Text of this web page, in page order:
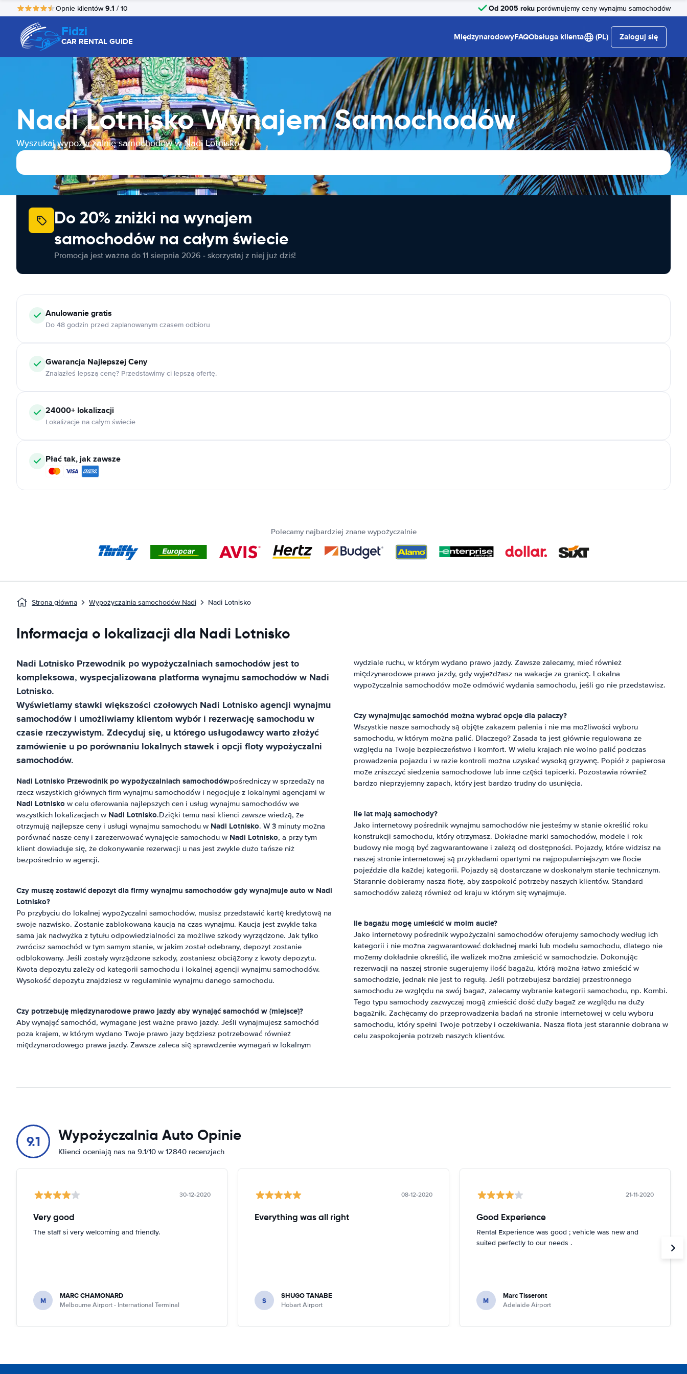
Opnie klientów9.1 / 10 Od 2005 roku porównujemy ceny wynajmu samochodów
Fidzi
CAR RENTAL GUIDE MiędzynarodowyFAQObsługa klienta (PL) Zaloguj się
Nadi Lotnisko Wynajem Samochodów
Wyszukaj wypożyczalnię samochodów w Nadi Lotnisko
Do 20% zniżki na wynajem
samochodów na całym świecie
Promocja jest ważna do 11 sierpnia 2026 - skorzystaj z niej już dziś!
Anulowaniegratis
Do 48 godzin przed zaplanowanym czasem odbioru
Gwarancja Najlepszej Ceny
Znalazłeś lepszą cenę? Przedstawimy ci lepszą ofertę.
24000+ lokalizacji
Lokalizacje na całym świecie
Płać tak, jak zawsze
Polecamy najbardziej znane wypożyczalnie
Strona główna Wypożyczalnia samochodów Nadi Nadi Lotnisko
Informacja o lokalizacji dla Nadi Lotnisko
Nadi Lotnisko Przewodnik po wypożyczalniach samochodów jest to
kompleksowa, wyspecjalizowana platforma wynajmu samochodów w Nadi
Lotnisko.
Wyświetlamy stawki większości czołowych Nadi Lotniskoagencji wynajmu
samochodów i umożliwiamy klientom wybór i rezerwację samochodu w
czasie rzeczywistym. Zdecyduj się, u którego usługodawcy warto złożyć
zamówienie u po porównaniu lokalnych stawek i opcji floty wypożyczalni
samochodów.
Nadi Lotnisko Przewodnik po wypożyczalniach samochodówpośredniczy w sprzedaży na
rzecz wszystkich głównych firm wynajmu samochodów i negocjuje z lokalnymi agencjami w
Nadi Lotnisko w celu oferowania najlepszych cen i usług wynajmu samochodów we
wszystkich lokalizacjach w Nadi Lotnisko.Dzięki temu nasi klienci zawsze wiedzą, że
otrzymują najlepsze ceny i usługi wynajmu samochodu w Nadi Lotnisko. W 3 minuty można
porównać nasze ceny i zarezerwować wynajęcie samochodu w Nadi Lotnisko, a przy tym
klient dowiaduje się, że dokonywanie rezerwacji u nas jest zwykle dużo tańsze niż
bezpośrednio w agencji.
Czy muszę zostawić depozyt dla firmy wynajmu samochodów gdy wynajmuje auto w Nadi
Lotnisko?
Po przybyciu do lokalnej wypożyczalni samochodów, musisz przedstawić kartę kredytową na
swoje nazwisko. Zostanie zablokowana kaucja na czas wynajmu. Kaucja jest zwykle taka
sama jak nadwyżka z tytułu odpowiedzialności za możliwe szkody wyrządzone. Jak tylko
zwrócisz samochód w tym samym stanie, w jakim został odebrany, depozyt zostanie
odblokowany. Jeśli zostały wyrządzone szkody, zostaniesz obciążony z kwoty depozytu.
Kwota depozytu zależy od kategorii samochodu i lokalnej agencji wynajmu samochodów.
Wysokość depozytu znajdziesz w regulaminie wynajmu danego samochodu.
Czy potrzebuję międzynarodowe prawo jazdy aby wynająć samochód w {miejsce}?
Aby wynająć samochód, wymagane jest ważne prawo jazdy. Jeśli wynajmujesz samochód
poza krajem, w którym wydano Twoje prawo jazy będziesz potrzebować również
międzynarodowego prawa jazdy. Zawsze zaleca się sprawdzenie wymagań w lokalnym
wydziale ruchu, w którym wydano prawo jazdy. Zawsze zalecamy, mieć również
międzynarodowe prawo jazdy, gdy wyjeżdżasz na wakacje za granicę. Lokalna
wypożyczalnia samochodów może odmówić wydania samochodu, jeśli go nie przedstawisz.
Czy wynajmując samochód można wybrać opcje dla palaczy?
Wszystkie nasze samochody są objęte zakazem palenia i nie ma możliwości wyboru
samochodu, w którym można palić. Dlaczego? Zasada ta jest głównie regulowana ze
względu na Twoje bezpieczeństwo i komfort. W wielu krajach nie wolno palić podczas
prowadzenia pojazdu i w razie kontroli można uzyskać wysoką grzywnę. Popiół z papierosa
może zniszczyć siedzenia samochodowe lub inne części tapicerki. Pozostawia również
bardzo nieprzyjemny zapach, który jest bardzo trudny do usunięcia.
Ile lat mają samochody?
Jako internetowy pośrednik wynajmu samochodów nie jesteśmy w stanie określić roku
konstrukcji samochodu, który otrzymasz. Dokładne marki samochodów, modele i rok
budowy nie mogą być zagwarantowane i zależą od dostępności. Pojazdy, które widzisz na
naszej stronie internetowej są przykładami opartymi na najpopularniejszym we flocie
pojeździe dla każdej kategorii. Pojazdy są dostarczane w doskonałym stanie technicznym.
Starannie dobieramy nasza flotę, aby zaspokoić potrzeby naszych klientów. Standard
samochodów zależą również od kraju w którym się wynajmuje.
Ile bagażu mogę umieścić w moim aucie?
Jako internetowy pośrednik wypożyczalni samochodów oferujemy samochody według ich
kategorii i nie można zagwarantować dokładnej marki lub modelu samochodu, dlatego nie
możemy dokładnie określić, ile walizek można zmieścić w samochodzie. Dokonując
rezerwacji na naszej stronie sugerujemy ilość bagażu, którą można łatwo zmieścić w
samochodzie, jednak nie jest to regułą. Jeśli potrzebujesz bardziej przestronnego
samochodu ze względu na swój bagaż, zalecamy wybranie kategorii samochodu, np. Kombi.
Tego typu samochody zazwyczaj mogą zmieścić dość duży bagaż ze względu na duży
bagażnik. Zachęcamy do przeprowadzenia badań na stronie internetowej w celu wyboru
samochodu, który spełni Twoje potrzeby i oczekiwania. Nasza flota jest starannie dobrana w
celu zaspokojenia potrzeb naszych klientów.
9.1 Wypożyczalnia Auto Opinie
Klienci oceniają nas na 9.1/10 w 12840 recenzjach
30-12-2020
Very good
The staff si very welcoming and friendly.
M MARC CHAMONARD
Melbourne Airport - International Terminal
08-12-2020
Everything was all right
S SHUGO TANABE
Hobart Airport
21-11-2020
Good Experience
Rental Experience was good ; vehicle was new and
suited perfectly to our needs .
M Marc Tisseront
Adelaide Airport